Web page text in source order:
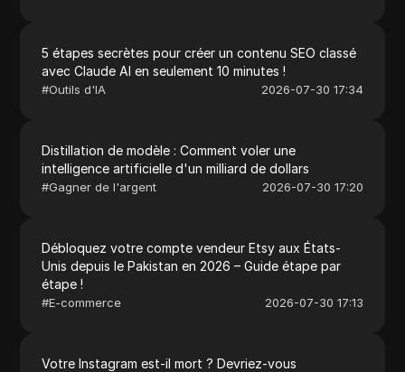
5 étapes secrètes pour créer un contenu SEO classé
avec Claude AI en seulement 10 minutes !
#Outils d'IA 2026-07-30 17:34
Distillation de modèle : Comment voler une
intelligence artificielle d'un milliard de dollars
#Gagner de l'argent 2026-07-30 17:20
Débloquez votre compte vendeur Etsy aux États-
Unis depuis le Pakistan en 2026 – Guide étape par
étape !
#E-commerce 2026-07-30 17:13
Votre Instagram est-il mort ? Devriez-vous